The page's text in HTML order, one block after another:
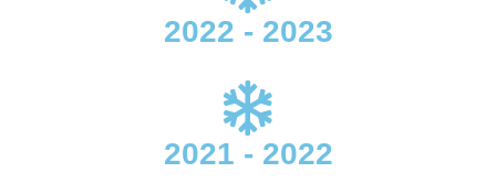
2022 - 2023
2021 - 2022